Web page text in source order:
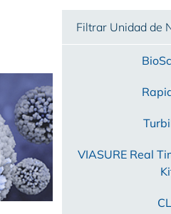
Filtrar Unidad de
VIASURE Real